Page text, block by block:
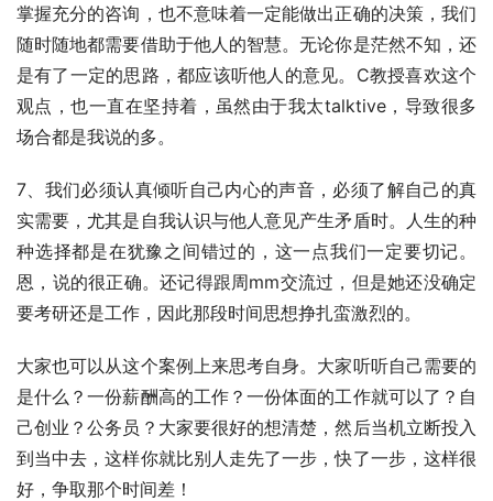
掌握充分的咨询，也不意味着一定能做出正确的决策，我们
随时随地都需要借助于他人的智慧。无论你是茫然不知，还
是有了一定的思路，都应该听他人的意见。C教授喜欢这个
观点，也一直在坚持着，虽然由于我太talktive，导致很多
场合都是我说的多。
7、我们必须认真倾听自己内心的声音，必须了解自己的真
实需要，尤其是自我认识与他人意见产生矛盾时。人生的种
种选择都是在犹豫之间错过的，这一点我们一定要切记。
恩，说的很正确。还记得跟周mm交流过，但是她还没确定
要考研还是工作，因此那段时间思想挣扎蛮激烈的。
大家也可以从这个案例上来思考自身。大家听听自己需要的
是什么？一份薪酬高的工作？一份体面的工作就可以了？自
己创业？公务员？大家要很好的想清楚，然后当机立断投入
到当中去，这样你就比别人走先了一步，快了一步，这样很
好，争取那个时间差！